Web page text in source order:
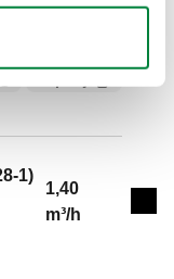
i
Za
krom.
1)
1,40
m³/h